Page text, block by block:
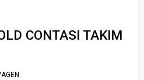
CONTASI TAKIM